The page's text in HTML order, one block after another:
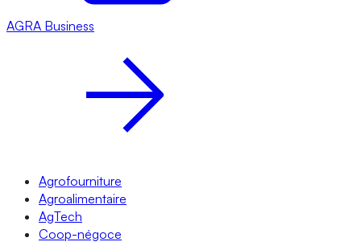
AGRA Business
Agrofourniture
Agroalimentaire
AgTech
Coop-négoce